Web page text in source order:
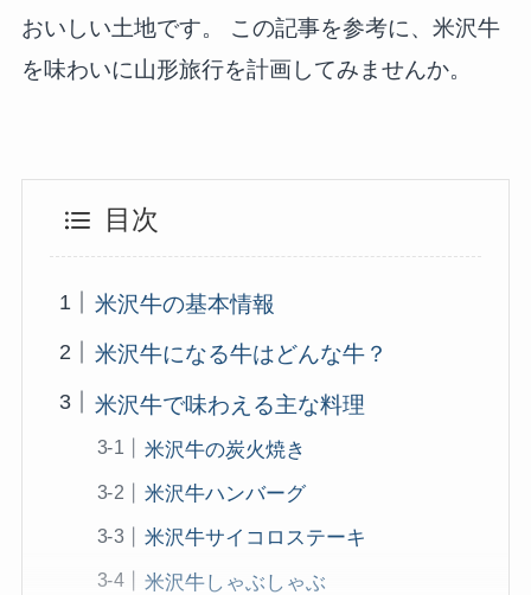
おいしい土地です。 この記事を参考に、米沢牛
を味わいに山形旅行を計画してみませんか。
目次
米沢牛の基本情報
米沢牛になる牛はどんな牛？
米沢牛で味わえる主な料理
米沢牛の炭火焼き
米沢牛ハンバーグ
米沢牛サイコロステーキ
米沢牛しゃぶしゃぶ